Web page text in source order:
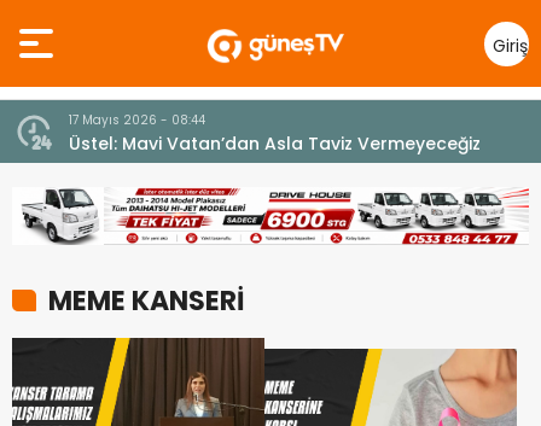
Giriş
Yap
17 Mayıs 2026 - 08:44
Üstel: Mavi Vatan’dan Asla Taviz Vermeyeceğiz
MEME KANSERİ